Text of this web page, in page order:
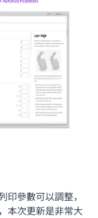
參數可以調整，
本次更新是非常大